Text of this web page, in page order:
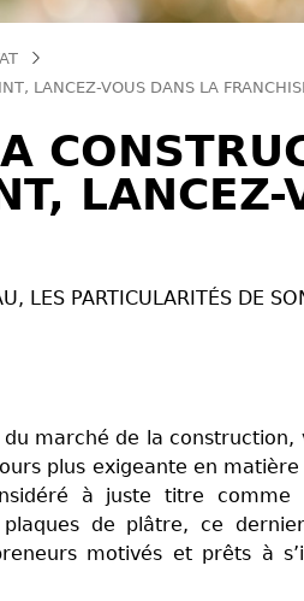
LANCEZ-VOUS DANS LA
LES PARTICULARITÉS DE
marché de la construction,
plus exigeante en
à juste titre comme
de plâtre, ce
motivés et prêts à